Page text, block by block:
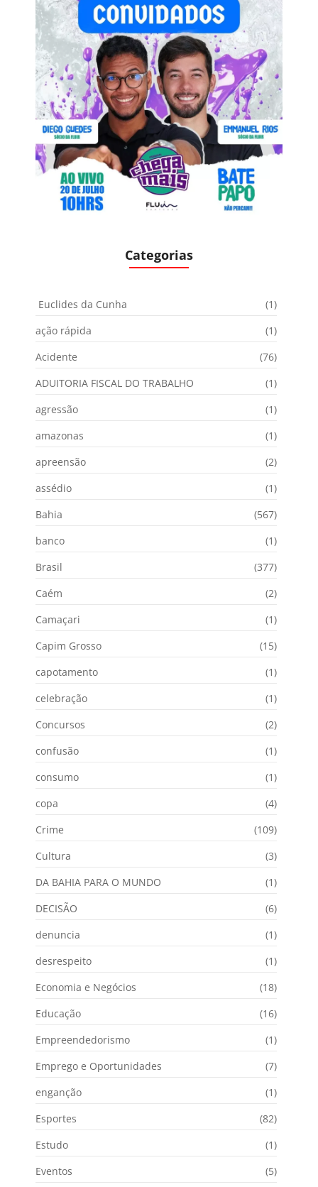
Categorias
Euclides da Cunha
(1)
ação rápida
(1)
Acidente
(76)
ADUITORIA FISCAL DO TRABALHO
(1)
agressão
(1)
amazonas
(1)
apreensão
(2)
assédio
(1)
Bahia
(567)
banco
(1)
Brasil
(377)
Caém
(2)
Camaçari
(1)
Capim Grosso
(15)
capotamento
(1)
celebração
(1)
Concursos
(2)
confusão
(1)
consumo
(1)
copa
(4)
Crime
(109)
Cultura
(3)
DA BAHIA PARA O MUNDO
(1)
DECISÃO
(6)
denuncia
(1)
desrespeito
(1)
Economia e Negócios
(18)
Educação
(16)
Empreendedorismo
(1)
Emprego e Oportunidades
(7)
enganção
(1)
Esportes
(82)
Estudo
(1)
Eventos
(5)